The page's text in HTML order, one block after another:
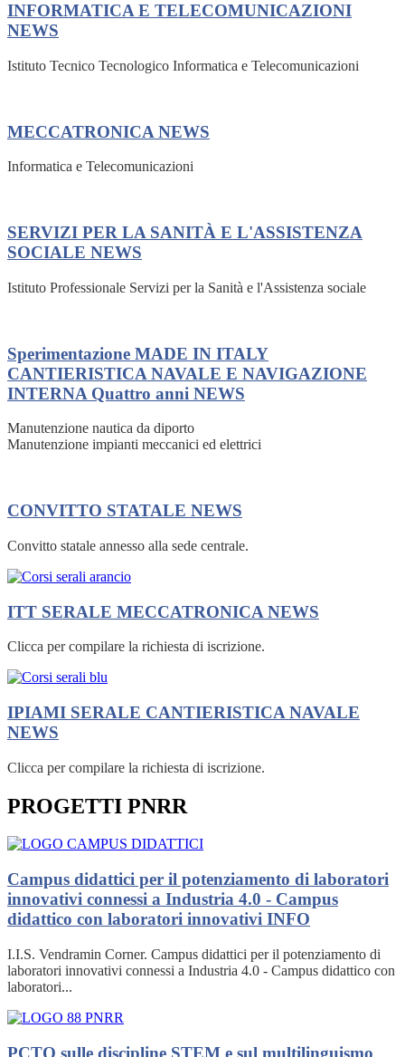
INFORMATICA E TELECOMUNICAZIONI
NEWS
Istituto Tecnico Tecnologico Informatica e Telecomunicazioni
MECCATRONICA NEWS
Informatica e Telecomunicazioni
SERVIZI PER LA SANITÀ E L'ASSISTENZA
SOCIALE NEWS
Istituto Professionale Servizi per la Sanità e l'Assistenza sociale
Sperimentazione MADE IN ITALY
CANTIERISTICA NAVALE E NAVIGAZIONE
INTERNA Quattro anni NEWS
Manutenzione nautica da diporto
Manutenzione impianti meccanici ed elettrici
CONVITTO STATALE NEWS
Convitto statale annesso alla sede centrale.
ITT SERALE MECCATRONICA NEWS
Clicca per compilare la richiesta di iscrizione.
IPIAMI SERALE CANTIERISTICA NAVALE
NEWS
Clicca per compilare la richiesta di iscrizione.
PROGETTI PNRR
Campus didattici per il potenziamento di laboratori
innovativi connessi a Industria 4.0 - Campus
didattico con laboratori innovativi INFO
I.I.S. Vendramin Corner. Campus didattici per il potenziamento di
laboratori innovativi connessi a Industria 4.0 - Campus didattico con
laboratori...
PCTO sulle discipline STEM e sul multilinguismo